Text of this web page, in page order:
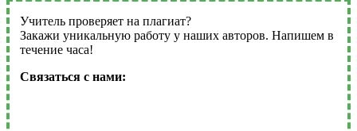
Учитель проверяет на плагиат?
Закажи уникальную работу у наших авторов. Напишем в
течение часа!
Связаться с нами: